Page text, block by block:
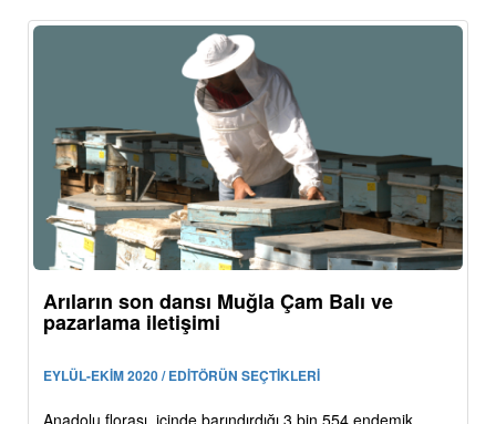
Arıların son dansı Muğla Çam Balı ve
pazarlama iletişimi
EYLÜL-EKİM 2020 / EDİTÖRÜN SEÇTİKLERİ